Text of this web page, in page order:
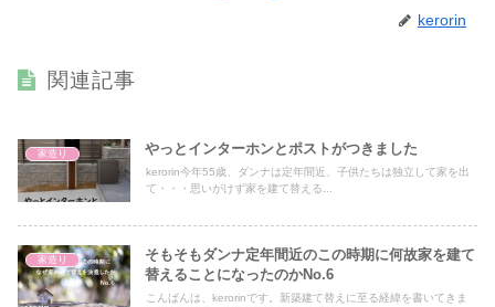
kerorin
関連記事
家造り やっとインターホンとポストがつきました
kerorin今年55歳、ダンナは定年間近、子供たちは独立して家を出
て・・・思いがけず家を建て替える...
家造り
そもそもダンナ定年間近のこの時期に何故家を建て
替えることになったのかNo.6
こんばんは、kerorinです。新築建て替えに至る経緯を書いてきま